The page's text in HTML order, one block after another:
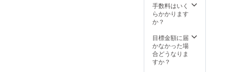
手数料はいく
らかかります
か？
目標金額に届
かなかった場
合どうなりま
すか？